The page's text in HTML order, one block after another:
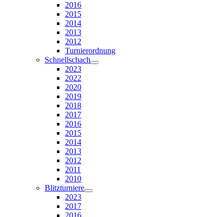
2016
2015
2014
2013
2012
Turnierordnung
Schnellschach
2023
2022
2020
2019
2018
2017
2016
2015
2014
2013
2012
2011
2010
Blitzturniere
2023
2017
2016